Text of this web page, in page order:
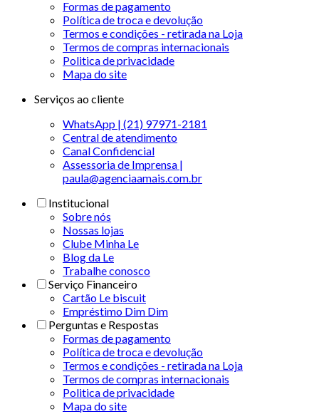
Formas de pagamento
Política de troca e devolução
Termos e condições - retirada na Loja
Termos de compras internacionais
Politica de privacidade
Mapa do site
Serviços ao cliente
WhatsApp | (21) 97971-2181
Central de atendimento
Canal Confidencial
Assessoria de Imprensa |
paula@agenciaamais.com.br
Institucional
Sobre nós
Nossas lojas
Clube Minha Le
Blog da Le
Trabalhe conosco
Serviço Financeiro
Cartão Le biscuit
Empréstimo Dim Dim
Perguntas e Respostas
Formas de pagamento
Política de troca e devolução
Termos e condições - retirada na Loja
Termos de compras internacionais
Politica de privacidade
Mapa do site